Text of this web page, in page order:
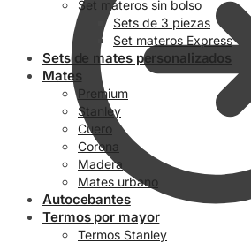
Set materos sin bolso
Sets de 3 piezas
Set materos Express
Sets de mates personalizados
Mates
Premium
Stanley
Cuero
Corona
Madera
Mates urbano
Autocebantes
Termos por mayor
Termos Stanley